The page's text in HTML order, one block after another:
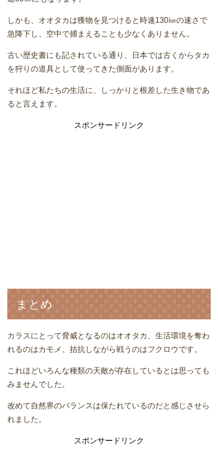
しかも、オオタカは獲物を見つけると時速130㎞の速さで
急降下し、空中で捕まえることも少なくありません。
古い歴史書にも記されている通り、日本では古くからタカ
を狩りの道具として使ってきた側面があります。
それほど私たちの生活に、しっかりと根差した生き物であ
ると言えます。
スポンサードリンク
まとめ
カラスにとって脅威となるのはオオタカ、生活環境を奪わ
れるのはカモメ、拮抗しながら戦うのはフクロウです。
これほどいろんな種類の天敵が存在しているとは思っても
みませんでした。
改めて自然界のバランスは保たれているのだと感じさせら
れました。
スポンサードリンク